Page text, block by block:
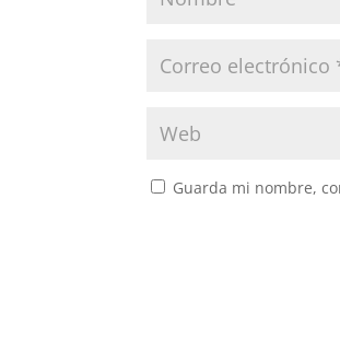
Guarda mi nombre,